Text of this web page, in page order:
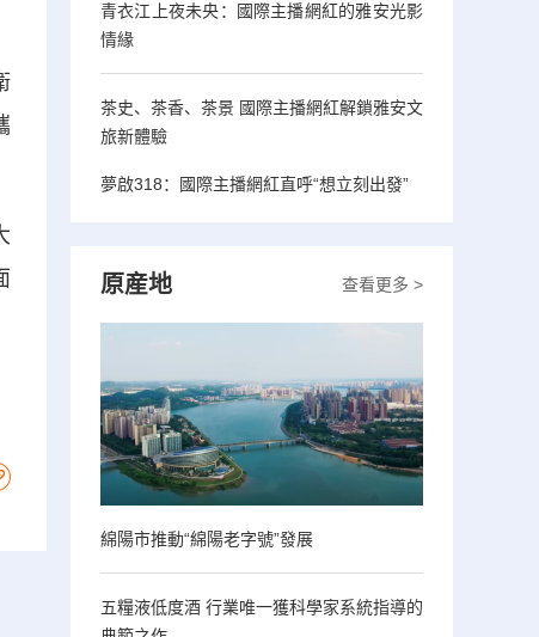
青衣江上夜未央：國際主播網紅的雅安光影
情緣
茶史、茶香、茶景 國際主播網紅解鎖雅安文
旅新體驗
夢啟318：國際主播網紅直呼“想立刻出發”
查看更多 >
原産地
綿陽市推動“綿陽老字號”發展
五糧液低度酒 行業唯一獲科學家系統指導的